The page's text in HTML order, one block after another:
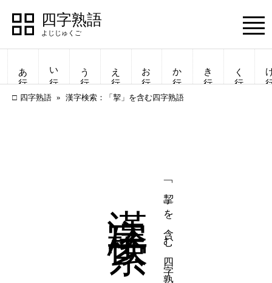
四字熟語
四字熟語
一覧表示
Menu
あ行 い行 う行 え行 お行 か行 き行 く行
四字熟語 漢字検索：「挈」を含む四字熟語
「挈」を含む四字熟語
四字熟語
一覧表示